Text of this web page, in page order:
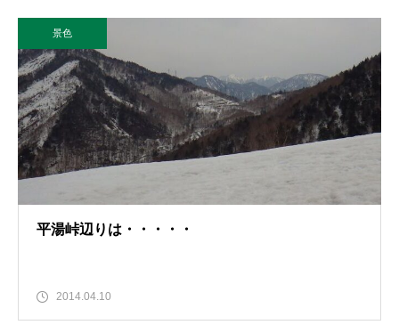
景色
平湯峠辺りは・・・・・
2014.04.10